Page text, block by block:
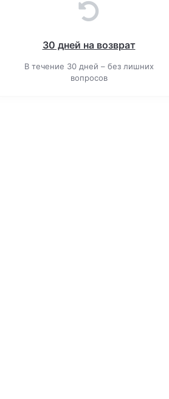
30 дней на возврат
В течение 30 дней – без лишних
вопросов